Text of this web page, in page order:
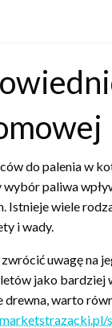
do palenia w
wybór paliwa
Istnieje wiele
i wady.
uwagę na
jako
drewna, warto